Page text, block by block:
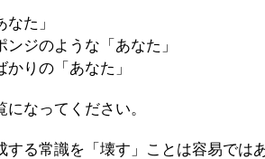
た」
ジのような「あなた」
りの「あなた」
になってください。
する常識を「壊す」ことは容易では